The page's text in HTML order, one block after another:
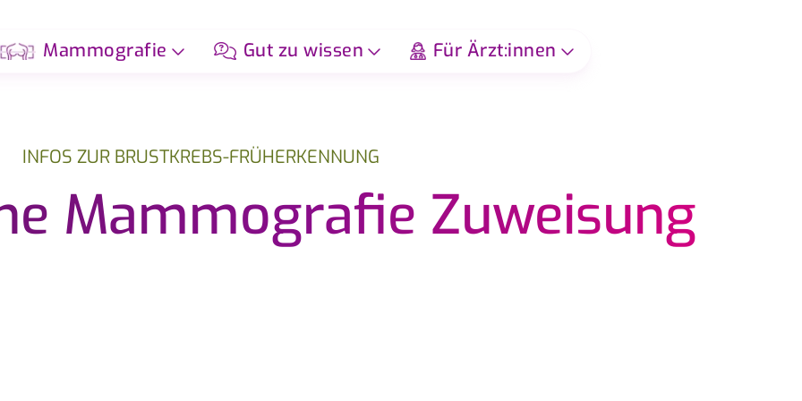
Mammografie Gut zu wissen Für Ärzt:innen
INFOS ZUR BRUSTKREBS-FRÜHERKENNUNG
Mammografie Zuweisung